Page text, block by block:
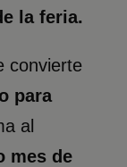
la feria.
convierte
para
al
mes de